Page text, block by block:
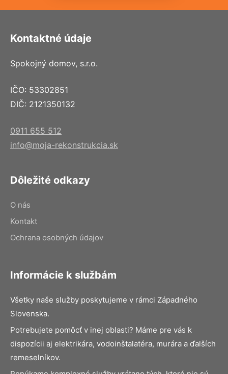
Kontaktné údaje
Spokojný domov, s.r.o.
IČO: 53302851
DIČ: 2121350132
0911 655 512
info@moja-rekonstrukcia.sk
Dôležité odkazy
O nás
Kontakt
Ochrana osobných údajov
Informácie k službám
Všetky naše služby poskytujeme v rámci Západného
Slovenska.
Potrebujete pomôcť v inej oblasti? Máme pre vás k
dispozícii aj elektrikára, vodoinštalatéra, murára a ďalších
remeselníkov.